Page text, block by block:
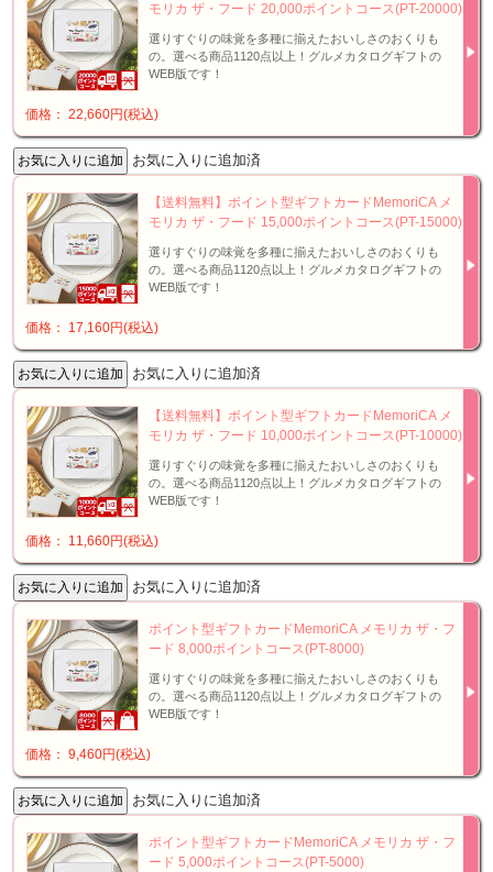
モリカ ザ・フード 20,000ポイントコース(PT-20000)
選りすぐりの味覚を多種に揃えたおいしさのおくりも
の。選べる商品1120点以上！グルメカタログギフトの
WEB版です！
価格： 22,660円(税込)
お気に入りに追加済
【送料無料】ポイント型ギフトカードMemoriCA メ
モリカ ザ・フード 15,000ポイントコース(PT-15000)
選りすぐりの味覚を多種に揃えたおいしさのおくりも
の。選べる商品1120点以上！グルメカタログギフトの
WEB版です！
価格： 17,160円(税込)
お気に入りに追加済
【送料無料】ポイント型ギフトカードMemoriCA メ
モリカ ザ・フード 10,000ポイントコース(PT-10000)
選りすぐりの味覚を多種に揃えたおいしさのおくりも
の。選べる商品1120点以上！グルメカタログギフトの
WEB版です！
価格： 11,660円(税込)
お気に入りに追加済
ポイント型ギフトカードMemoriCA メモリカ ザ・フ
ード 8,000ポイントコース(PT-8000)
選りすぐりの味覚を多種に揃えたおいしさのおくりも
の。選べる商品1120点以上！グルメカタログギフトの
WEB版です！
価格： 9,460円(税込)
お気に入りに追加済
ポイント型ギフトカードMemoriCA メモリカ ザ・フ
ード 5,000ポイントコース(PT-5000)